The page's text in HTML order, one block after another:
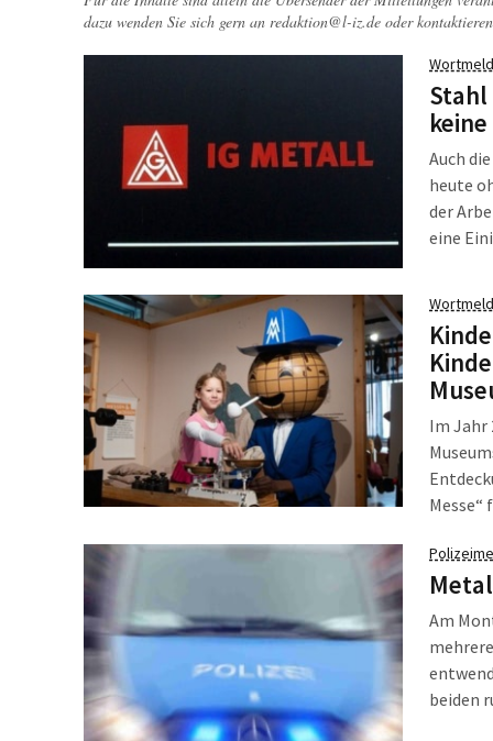
dazu wenden Sie sich gern an redaktion@l-iz.de oder
Auch
heute
der
eine
Im Jahr
Messe“
Am
beiden